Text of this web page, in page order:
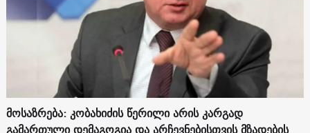
მოსაზრება: კობახიძის წერილი არის კარგად